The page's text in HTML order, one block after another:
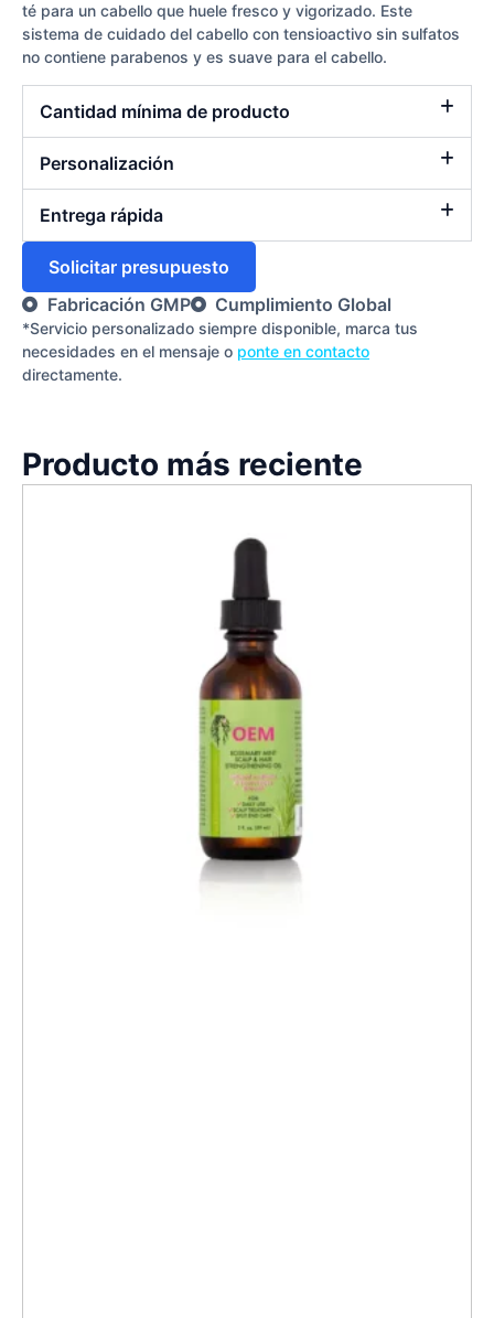
té para un cabello que huele fresco y vigorizado. Este
sistema de cuidado del cabello con tensioactivo sin sulfatos
no contiene parabenos y es suave para el cabello.
Cantidad mínima de producto
Personalización
Entrega rápida
Solicitar presupuesto
Fabricación GMP
Cumplimiento Global
*Servicio personalizado siempre disponible, marca tus
necesidades en el mensaje o ponte en contacto
directamente.
Producto más reciente